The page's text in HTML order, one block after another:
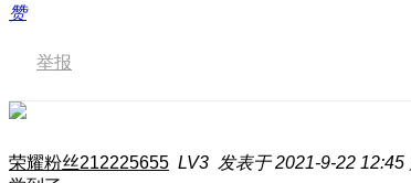
赞
举报
荣耀粉丝212225655 LV3 发表于 2021-9-22 12:45